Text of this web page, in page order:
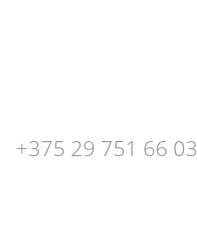
+375 29 751 66 03